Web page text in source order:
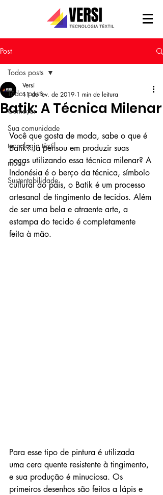
Post
Todos posts
Começar
Sua comunidade
tecnologia têxtil
moda
Sustentabilidade
Todos posts
Batik: A Técnica Milenar
Versi
11 de fev. de 2019 1 min de leitura
Você que gosta de moda, sabe o que é
Batik? Já pensou em produzir suas
peças utilizando essa técnica milenar? A
Indonésia é o berço da técnica, símbolo
cultural do país, o Batik é um processo
artesanal de tingimento de tecidos. Além
de ser uma bela e atraente arte, a
estampa do tecido é completamente
feita à mão.
Para esse tipo de pintura é utilizada
uma cera quente resistente à tingimento,
e sua produção é minuciosa. Os
primeiros desenhos são feitos a lápis e